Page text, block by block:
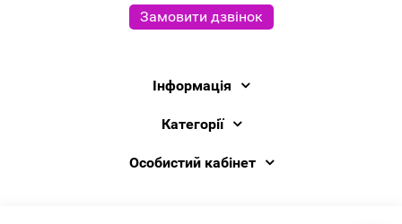
Замовити дзвінок
Інформація
Категорії
Особистий кабінет